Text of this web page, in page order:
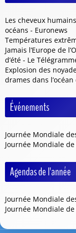
Les cheveux
océans - Euronews
Températures
Jamais l’Europe de
d’été - Le
Explosion des
drames dans
Événements
Journée Mondiale
Journée Mondiale
Agendas de l'année
Journée Mondiale
Journée Mondiale